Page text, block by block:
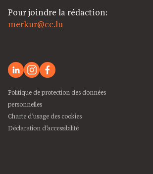
Pour joindre la rédaction:
merkur@cc.lu
Politique de protection des données
personnelles
Charte d’usage des cookies
Déclaration d’accessibilité